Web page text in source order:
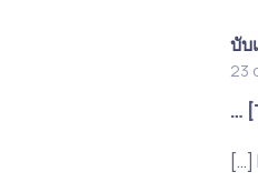
บับ
23
…